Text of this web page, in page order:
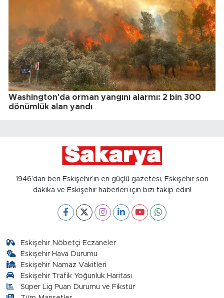
Washington'da orman yangını alarmı: 2 bin 300
dönümlük alan yandı
1946’dan beri Eskişehir’in en güçlü gazetesi, Eskişehir son
dakika ve Eskişehir haberleri için bizi takip edin!
Eskişehir Nöbetçi Eczaneler
Eskişehir Hava Durumu
Eskişehir Namaz Vakitleri
Eskişehir Trafik Yoğunluk Haritası
Süper Lig Puan Durumu ve Fikstür